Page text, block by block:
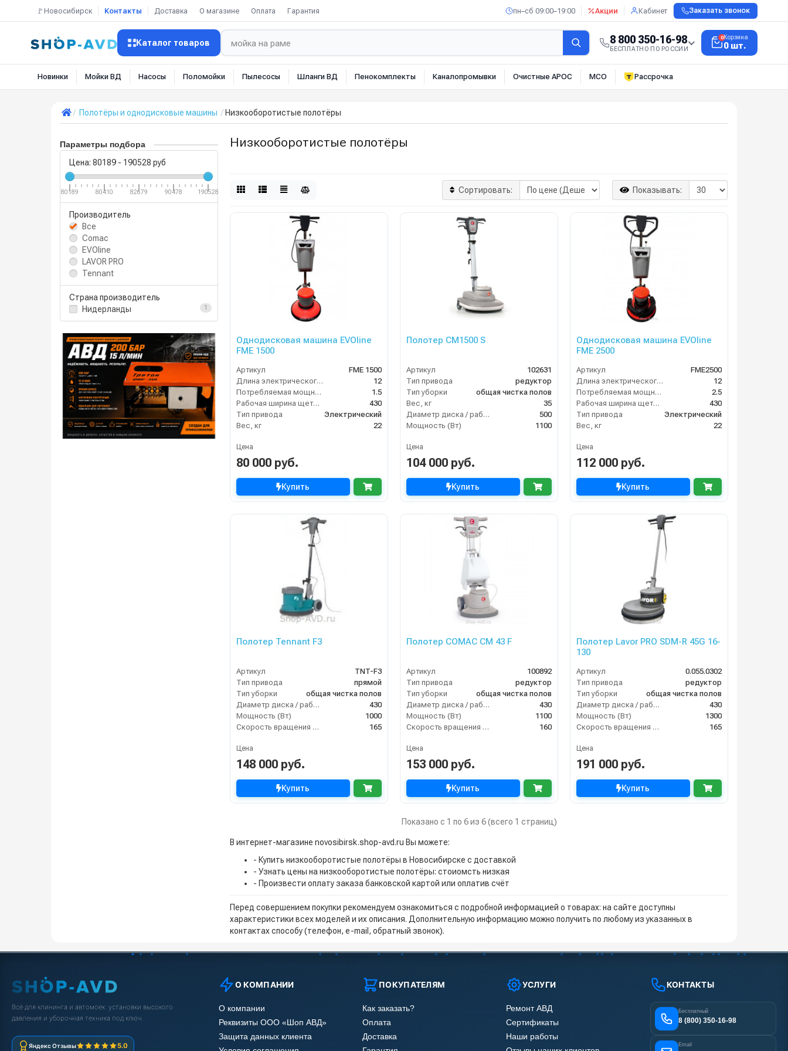
🚩Новосибирск Контакты Доставка О магазине Оплата Гарантия пн–сб 09:00–19:00 Акции Кабинет Заказать звонок
Каталог товаров 8 800 350-16-98
БЕСПЛАТНО ПО РОССИИ
0Корзина
0 шт.
Новинки Мойки ВД Насосы Поломойки Пылесосы Шланги ВД Пенокомплекты Каналопромывки Очистные АРОС МСО Рассрочка
Полотёры и однодисковые машины Низкооборотистые полотёры
Параметры подбора
Цена: 80189 - 190528 руб
80189 80410 82679 90478 190528
Производитель
Все
Comac
EVOline
LAVOR PRO
Tennant
Страна производитель
Нидерланды
1
Низкооборотистые полотёры
Сортировать: Показывать:
Однодисковая машина EVOline
FME 1500
Артикул
FME 1500
Длина электрического кабеля (м)
12
Потребляемая мощность (кВт)
1.5
Рабочая ширина щетки, мм
430
Тип привода
Электрический
Вес, кг
22
Цена
80 000 руб.
Купить
Полотер CM1500 S
Артикул
102631
Тип привода
редуктор
Тип уборки
общая чистка полов
Вес, кг
35
Диаметр диска / рабочая ширина (мм)
500
Мощность (Вт)
1100
Цена
104 000 руб.
Купить
Однодисковая машина EVOline
FME 2500
Артикул
FME2500
Длина электрического кабеля (м)
12
Потребляемая мощность (кВт)
2.5
Рабочая ширина щетки, мм
430
Тип привода
Электрический
Вес, кг
22
Цена
112 000 руб.
Купить
Полотер Tennant F3
Артикул
TNT-F3
Тип привода
прямой
Тип уборки
общая чистка полов
Диаметр диска / рабочая ширина (мм)
430
Мощность (Вт)
1000
Скорость вращения щётки (об/мин)
165
Цена
148 000 руб.
Купить
Полотер COMAC CM 43 F
Артикул
100892
Тип привода
редуктор
Тип уборки
общая чистка полов
Диаметр диска / рабочая ширина (мм)
430
Мощность (Вт)
1100
Скорость вращения щётки (об/мин)
160
Цена
153 000 руб.
Купить
Полотер Lavor PRO SDM-R 45G 16-
130
Артикул
0.055.0302
Тип привода
редуктор
Тип уборки
общая чистка полов
Диаметр диска / рабочая ширина (мм)
430
Мощность (Вт)
1300
Скорость вращения щётки (об/мин)
165
Цена
191 000 руб.
Купить
Показано с 1 по 6 из 6 (всего 1 страниц)
В интернет-магазине novosibirsk.shop-avd.ru Вы можете:
- Купить низкооборотистые полотёры в Новосибирске с доставкой
- Узнать цены на низкооборотистые полотёры: стоиомсть низкая
- Произвести оплату заказа банковской картой или оплатив счёт
Перед совершением покупки рекомендуем ознакомиться с подробной информацией о товарах: на сайте доступны
характеристики всех моделей и их описания. Дополнительную информацию можно получить по любому из указанных в
контактах способу (телефон, e-mail, обратный звонок).
Всё для клининга и автомоек: установки высокого
давления и уборочная техника под ключ.
Яндекс Отзывы 5.0
О КОМПАНИИ
О компании
Реквизиты ООО «Шоп АВД»
Защита данных клиента
ПОКУПАТЕЛЯМ
Как заказать?
Оплата
Доставка
УСЛУГИ
Ремонт АВД
Сертификаты
Наши работы
КОНТАКТЫ
Бесплатный
8 (800) 350-16-98
Email